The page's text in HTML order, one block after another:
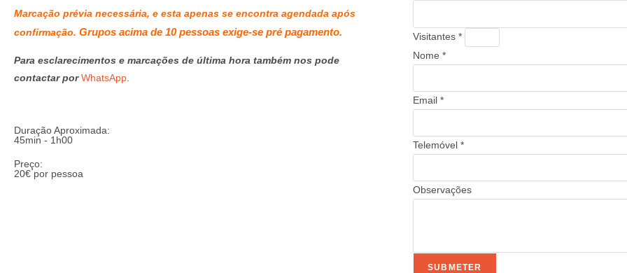
Marcação prévia necessária, e esta apenas se encontra agendada após
confirmação. Grupos acima de 10 pessoas exige-se pré pagamento.
Para esclarecimentos e marcações de última hora também nos pode
contactar por WhatsApp
Duração Aproximada:
45min - 1h00
Preço:
20€ por pessoa
Visitantes *
Nome *
Email *
Telemóvel *
Observações
SUBMETER